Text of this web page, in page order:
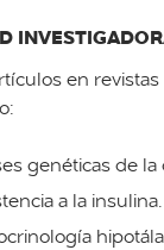
en
genéticas de la
a la insulina.